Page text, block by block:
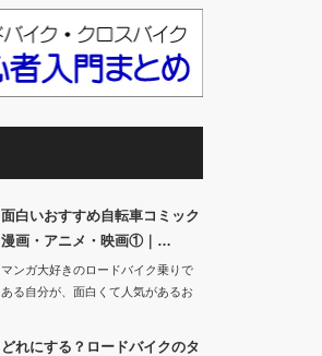
面白いおすすめ自転車コミック
漫画・アニメ・映画①｜…
マンガ大好きのロードバイク乗りで
ある自分が、面白くて人気があるお
どれにする？ロードバイクのタ